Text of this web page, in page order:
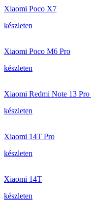
Xiaomi Poco X7
készleten
Xiaomi Poco M6 Pro
készleten
Xiaomi Redmi Note 13 Pro
készleten
Xiaomi 14T Pro
készleten
Xiaomi 14T
készleten